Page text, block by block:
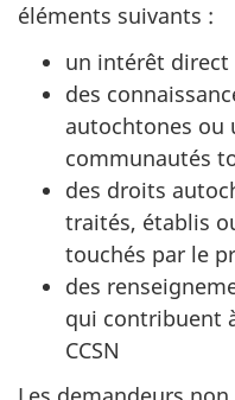
éléments suivants :
un intérêt direct
des
autochtones ou
communautés
des droits
traités, établis
touchés par le
des
qui contribuent
CCSN